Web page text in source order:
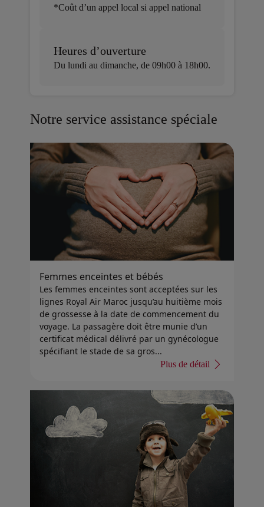
*Coût d’un appel local si appel national
Heures d’ouverture
Du lundi au dimanche, de 09h00 à 18h00.
Notre service assistance spéciale
Femmes enceintes et bébés
Les femmes enceintes sont acceptées sur les
lignes Royal Air Maroc jusqu’au huitième mois
de grossesse à la date de commencement du
voyage. La passagère doit être munie d’un
certificat médical délivré par un gynécologue
spécifiant le stade de sa gros...
Plus de détail